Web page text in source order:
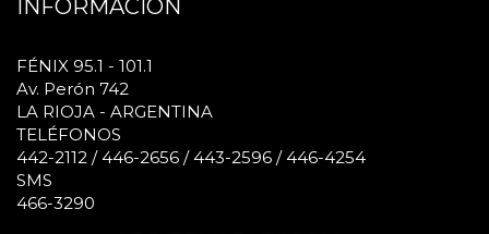
INFORMACIÓN
FÉNIX 95.1 - 101.1
Av. Perón 742
LA RIOJA - ARGENTINA
TELÉFONOS
442-2112 / 446-2656 / 443-2596 / 446-4254
SMS
466-3290